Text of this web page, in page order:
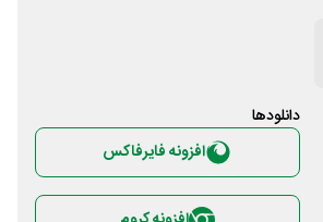
دانلود‌ها
افزونه فایرفاکس